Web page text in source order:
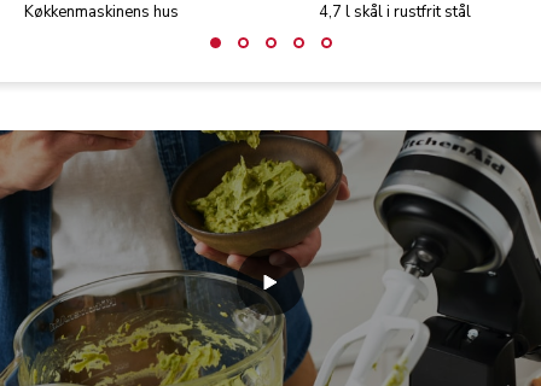
Køkkenmaskinens hus 4,7 l skål i rustfrit stål